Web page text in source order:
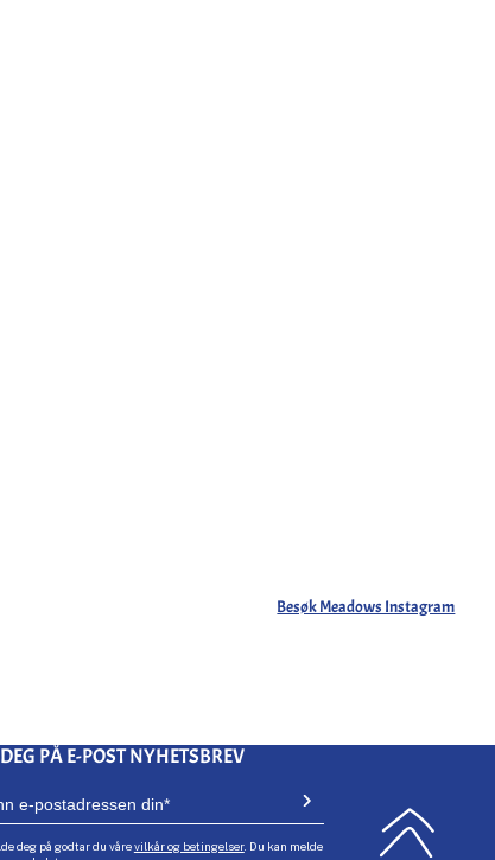
Besøk Meadows Instagram
PÅ E-POST NYHETSBREV
deg på godtar du vårevilkår og betingelser. Du kan melde